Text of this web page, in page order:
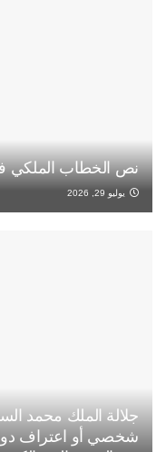
نص الخطاب الملكي
يوليو 29, 2026
جلالة الملك محمد
شخصي أو اعتراف